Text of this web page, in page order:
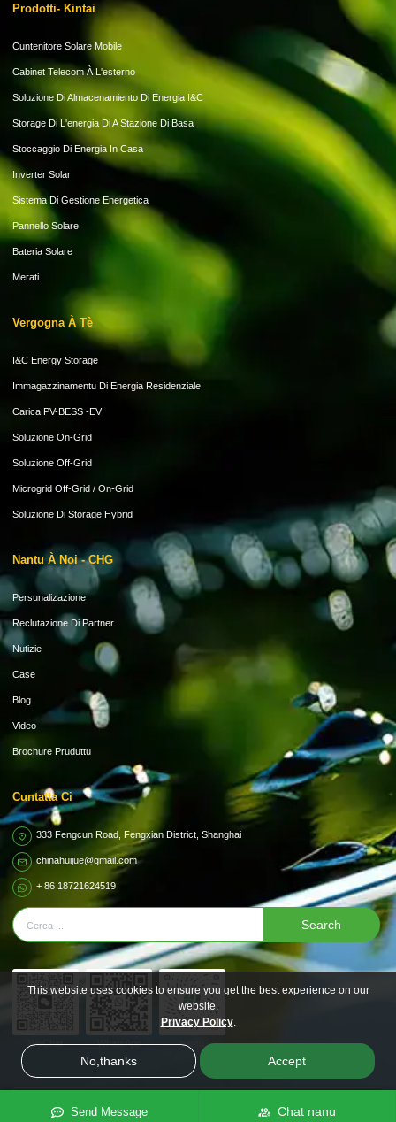
Prodotti- Kintai
Cuntenitore Solare Mobile
Cabinet Telecom À L'esterno
Soluzione Di Almacenamiento Di Energia I&C
Storage Di L'energia Di A Stazione Di Basa
Stoccaggio Di Energia In Casa
Inverter Solar
Sistema Di Gestione Energetica
Pannello Solare
Bateria Solare
Merati
Vergogna À Tè
I&C Energy Storage
Immagazzinamentu Di Energia Residenziale
Carica PV-BESS -EV
Soluzione On-Grid
Soluzione Off-Grid
Microgrid Off-Grid / On-Grid
Soluzione Di Storage Hybrid
Nantu À Noi - CHG
Persunalizazione
Reclutazione Di Partner
Nutizie
Case
Blog
Video
Brochure Pruduttu
Cuntatta Ci
333 Fengcun Road, Fengxian District, Shanghai
chinahuijue@gmail.com
+ 86 18721624519
Search
WeChat WhatsApp cantu
Send Message Chat nanu
This website uses cookies to ensure you get the best experience on our
website.
Privacy Policy.
No,thanks Accept